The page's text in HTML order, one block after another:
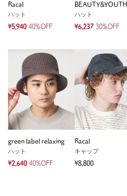
Racal
ハット
¥5,940 40%OFF
BEAUTY&YOUTH
ハット
¥6,237 30%OFF
green label relaxing
ハット
¥2,640 40%OFF
Racal
キャップ
¥8,800